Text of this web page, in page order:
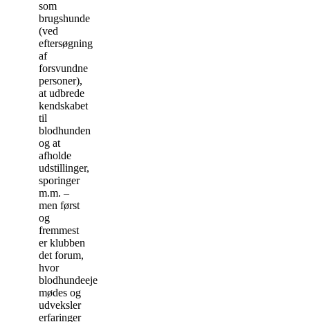
som
brugshunde
(ved
eftersøgning
af
forsvundne
personer),
at udbrede
kendskabet
til
blodhunden
og at
afholde
udstillinger,
sporinger
m.m. –
men først
og
fremmest
er klubben
det forum,
hvor
blodhundeejere
mødes og
udveksler
erfaringer